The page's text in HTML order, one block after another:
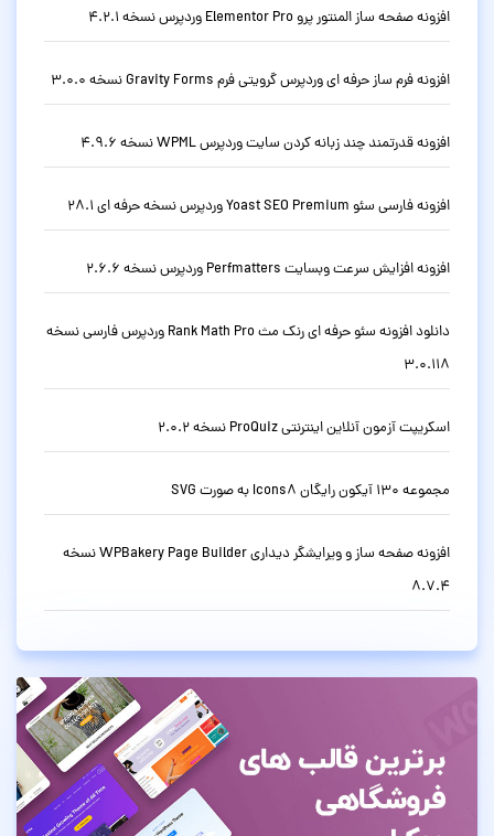
افزونه صفحه ساز المنتور پرو Elementor Pro وردپرس نسخه 4.2.1
افزونه فرم ساز حرفه ای وردپرس گرویتی فرم Gravity Forms نسخه 3.0.0
افزونه قدرتمند چند زبانه کردن سایت وردپرس WPML نسخه 4.9.6
افزونه فارسی سئو Yoast SEO Premium وردپرس نسخه حرفه ای 28.1
افزونه افزایش سرعت وبسایت Perfmatters وردپرس نسخه 2.6.6
دانلود افزونه سئو حرفه ای رنک مث Rank Math Pro وردپرس فارسی نسخه
3.0.118
اسکریپت آزمون آنلاین اینترنتی ProQuiz نسخه 2.0.2
مجموعه 130 آیکون رایگان Icons8 به صورت SVG
افزونه صفحه ساز و ویرایشگر دیداری WPBakery Page Builder نسخه
8.7.4